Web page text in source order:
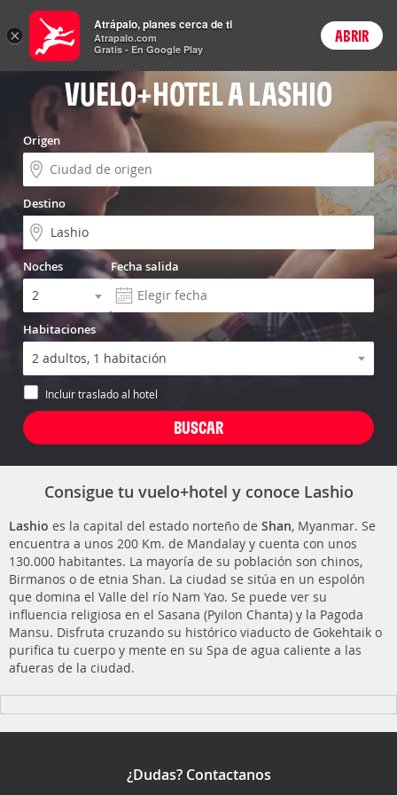
Vuelo+Hotel Precios enPeso
ARSCambiar moneda
Login
VUELO+HOTEL A LASHIO
Origen
Destino
Noches Fecha salida
Habitaciones
Incluir traslado al hotel
Consigue tu vuelo+hotel y conoce Lashio
Lashio es la capital del estado norteño de Shan, Myanmar. Se
encuentra a unos 200 Km. de Mandalay y cuenta con unos
130.000 habitantes. La mayoría de su población son chinos,
Birmanos o de etnia Shan. La ciudad se sitúa en un espolón
que domina el Valle del río Nam Yao. Se puede ver su
influencia religiosa en el Sasana (Pyilon Chanta) y la Pagoda
Mansu. Disfruta cruzando su histórico viaducto de Gokehtaik o
purifica tu cuerpo y mente en su Spa de agua caliente a las
afueras de la ciudad.
¿Dudas? Contactanos
×
Atrápalo, planes cerca de ti
Atrapalo.com
Gratis - En Google Play
ABRIR